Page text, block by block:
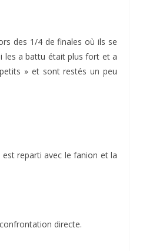
des 1/4 de finales où ils se
les a battu était plus fort et a
» et sont restés un peu
reparti avec le fanion et la
directe.